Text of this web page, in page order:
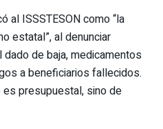
al ISSSTESON como “la
estatal”, al denunciar
de baja, medicamentos
a beneficiarios fallecidos.
presupuestal, sino de